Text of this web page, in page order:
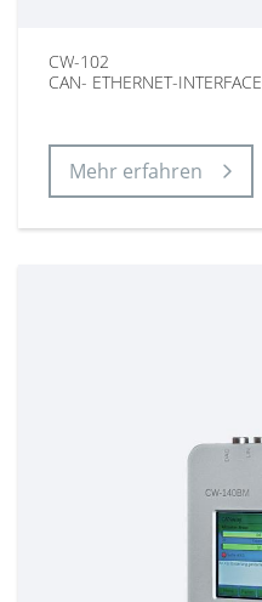
CW-102
CAN- ETHERNET-INTERFACE
Mehr erfahren